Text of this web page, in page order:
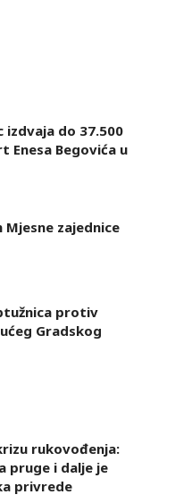
izdvaja do 37.500
Enesa Begovića u
Mjesne zajednice
protiv
Gradskog
rukovođenja:
pruge i dalje je
privrede